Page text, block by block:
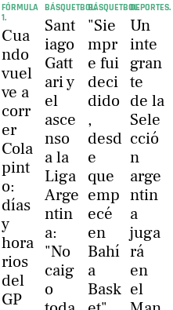
FÓRMULA
1.
Cua
ndo
vuel
ve a
corr
er
Cola
pint
o:
días
y
hora
rios
del
GP
BÁSQUETBOL.
Sant
iago
Gatt
ari y
el
asce
nso
a la
Liga
Arge
ntin
a:
"No
caig
o
BÁSQUETBOL.
"Sie
mpr
e fui
deci
dido
,
desd
e
que
emp
ecé
en
Bahí
a
Bask
DEPORTES.
Un
inte
gran
te
de la
Sele
cció
n
arge
ntin
a
juga
rá
en
el